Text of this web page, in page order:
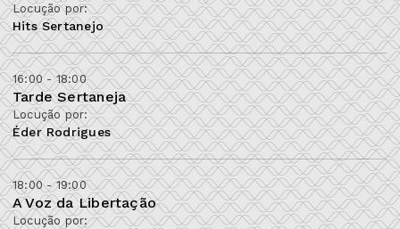
Locução por:
Hits Sertanejo
16:00 - 18:00
Tarde Sertaneja
Locução por:
Éder Rodrigues
18:00 - 19:00
A Voz da Libertação
Locução por: